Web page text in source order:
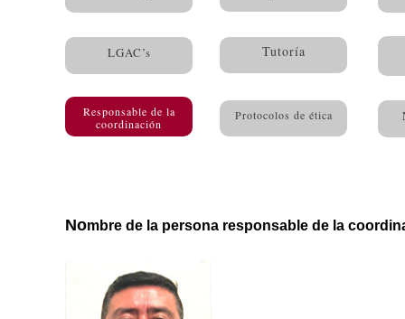
LGAC’s Tutoría
Responsable de la
coordinación
Protocolos de ética
Nombre de la persona responsable de la